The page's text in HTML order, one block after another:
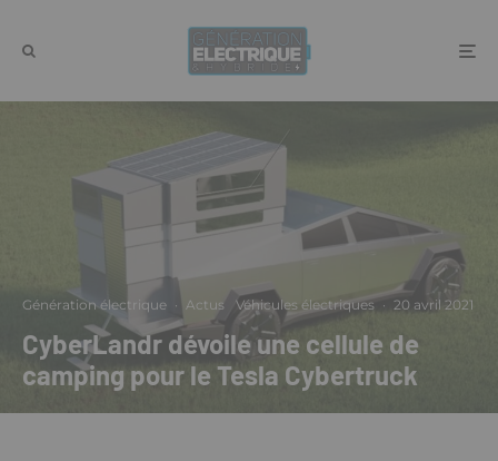
Génération électrique · Actus Véhicules électriques · 20 avril 2021
CyberLandr dévoile une cellule de
camping pour le Tesla Cybertruck